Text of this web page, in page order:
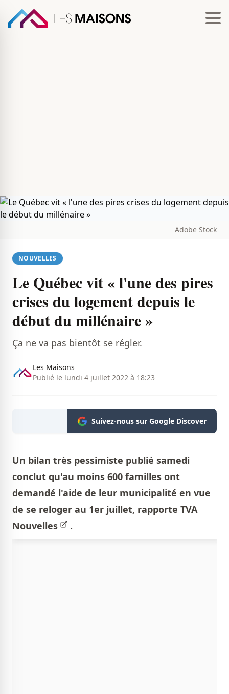
Adobe Stock
NOUVELLES
Le Québec vit « l'une des pires
crises du logement depuis le
début du millénaire »
Ça ne va pas bientôt se régler.
Les Maisons
Publié le lundi 4 juillet 2022 à 18:23
Suivez-nous sur Google Discover
Un bilan très pessimiste publié samedi
conclut qu'au moins 600 familles ont
demandé l'aide de leur municipalité en vue
de se reloger au 1er juillet, rapporte TVA
Nouvelles
.